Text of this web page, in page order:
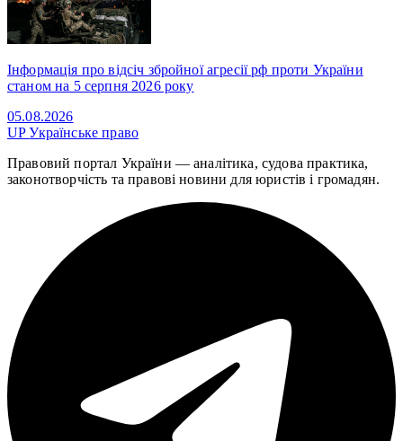
Інформація про відсіч збройної агресії рф проти України
станом на 5 серпня 2026 року
05.08.2026
UPУкраїнське право
Правовий портал України — аналітика, судова практика,
законотворчість та правові новини для юристів і громадян.